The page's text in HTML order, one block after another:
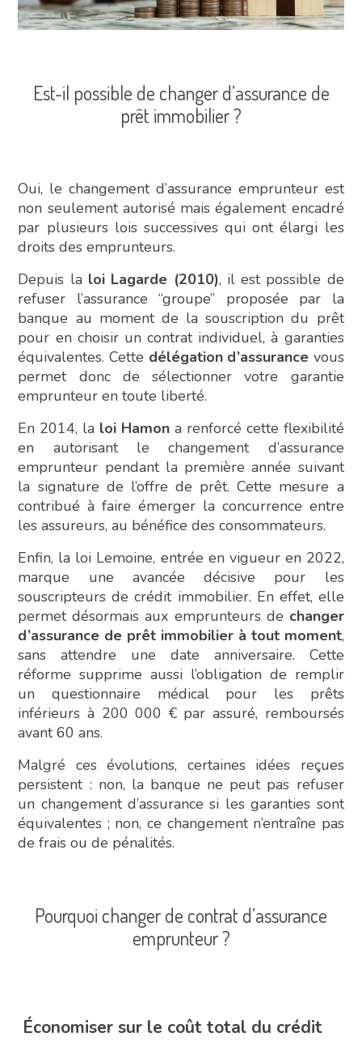
Est-il possible de changer d’assurance de
prêt immobilier ?
Oui, le changement d’assurance emprunteur est
non seulement autorisé mais également encadré
par plusieurs lois successives qui ont élargi les
droits des emprunteurs.
Depuis la loi Lagarde (2010), il est possible de
refuser l’assurance “groupe” proposée par la
banque au moment de la souscription du prêt
pour en choisir un contrat individuel, à garanties
équivalentes. Cette délégation d’assurance vous
permet donc de sélectionner votre garantie
emprunteur en toute liberté.
En 2014, la loi Hamon a renforcé cette flexibilité
en autorisant le changement d’assurance
emprunteur pendant la première année suivant
la signature de l’offre de prêt. Cette mesure a
contribué à faire émerger la concurrence entre
les assureurs, au bénéfice des consommateurs.
Enfin, la loi Lemoine, entrée en vigueur en 2022,
marque une avancée décisive pour les
souscripteurs de crédit immobilier. En effet, elle
permet désormais aux emprunteurs de changer
d’assurance de prêt immobilier à tout moment,
sans attendre une date anniversaire. Cette
réforme supprime aussi l’obligation de remplir
un questionnaire médical pour les prêts
inférieurs à 200 000 € par assuré, remboursés
avant 60 ans.
Malgré ces évolutions, certaines idées reçues
persistent : non, la banque ne peut pas refuser
un changement d’assurance si les garanties sont
équivalentes ; non, ce changement n’entraîne pas
de frais ou de pénalités.
Pourquoi changer de contrat d’assurance
emprunteur ?
Économiser sur le coût total du crédit